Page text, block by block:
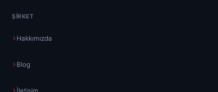
ŞIRKET
Hakkımızda
Blog
İletişim